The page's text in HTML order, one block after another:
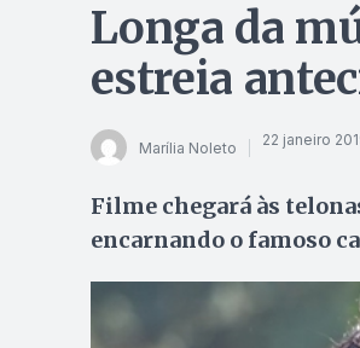
Longa da
estreia
Marília Noleto 22 janeiro
Filme chegará às
encarnando o famoso